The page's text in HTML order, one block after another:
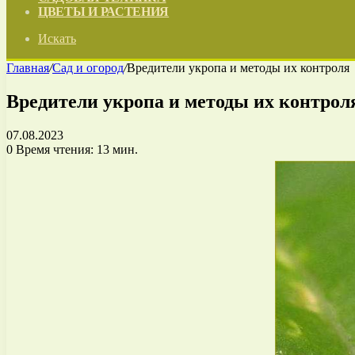
ЦВЕТЫ И РАСТЕНИЯ
Искать
Главная/Сад и огород/Вредители укропа и методы их контроля
Вредители укропа и методы их
07.08.2023
0 Время чтения: 13 мин.